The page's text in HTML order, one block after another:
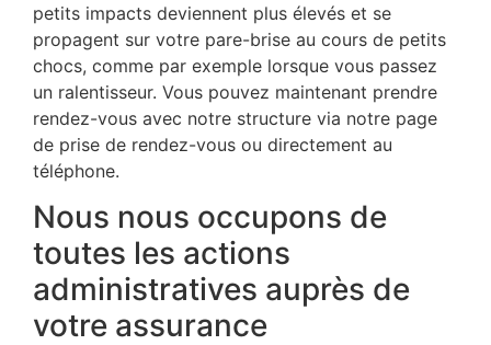
petits impacts deviennent plus élevés et se
propagent sur votre pare-brise au cours de petits
chocs, comme par exemple lorsque vous passez
un ralentisseur. Vous pouvez maintenant prendre
rendez-vous avec notre structure via notre page
de prise de rendez-vous ou directement au
téléphone.
Nous nous occupons de
toutes les actions
administratives auprès de
votre assurance